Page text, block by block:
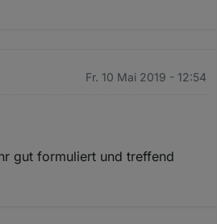
Fr. 10 Mai 2019 - 12:54
gut formuliert und treffend